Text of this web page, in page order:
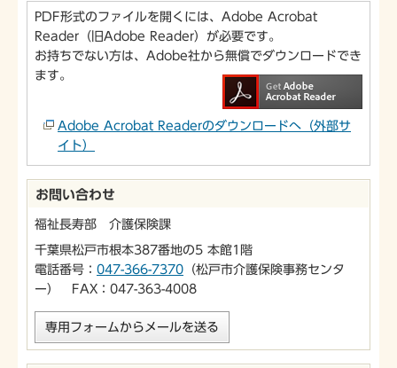
PDF形式のファイルを開くには、Adobe Acrobat
Reader（旧Adobe Reader）が必要です。
お持ちでない方は、Adobe社から無償でダウンロードでき
ます。
Adobe Acrobat Readerのダウンロードへ（外部サ
イト）
お問い合わせ
福祉長寿部 介護保険課
千葉県松戸市根本387番地の5 本館1階
電話番号： 047-366-7370 （松戸市介護保険事務センタ
ー） FAX：047-363-4008
専用フォームからメールを送る